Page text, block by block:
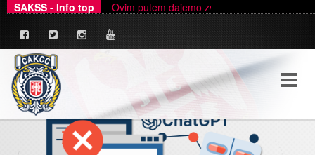
SAKSS - Info top Ovim putem dajemo zvanično pojašnjenje u